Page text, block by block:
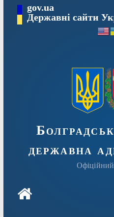
Перейтиgov.ua
Державні сайти
державна